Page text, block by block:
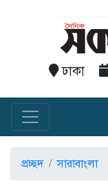
ঢাকা
প্রচ্ছদ সারাবাংলা